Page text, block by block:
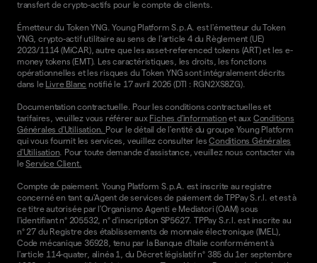
transfert de crypto-actifs pour le compte de clients.
Émetteur du Token YNG. Young Platform S.p.A. est l'émetteur du Token
YNG, crypto-actif utilitaire au sens de l'article 4 du Règlement (UE)
2023/1114 (MiCAR), autre que les asset-referenced tokens (ART) et les e-
money tokens (EMT). Les caractéristiques, les droits, les fonctions
opérationnelles et les risques du Token YNG sont intégralement décrits
dans le Livre Blanc notifié le 17 avril 2026 (DTI : RGN2XS8ZG).
Documentation contractuelle. Pour les conditions contractuelles et
tarifaires, veuillez vous référer aux Fiches d'information et aux Conditions
Générales d'Utilisation. Pour le détail de l'entité du groupe Young Platform
qui vous fournit les services, veuillez consulter lesConditions Générales
d'Utilisation. Pour toute demande d'assistance, veuillez nous contacter via
leService Client.
Compte de paiement. Young Platform S.p.A. est inscrite au registre
concerné en tant qu'Agent de services de paiement de TPPay S.r.l. et est à
ce titre autorisée par l'Organismo Agenti e Mediatori (OAM) sous
l'identifiant n° 205532, n° d'inscription SP5627. TPPay S.r.l. est inscrite au
n° 27 du Registre des établissements de monnaie électronique (IMEL),
Code mécanique 36928, tenu par la Banque d'Italie conformément à
l'article 114-quater, alinéa 1, du Décret législatif n° 385 du 1er septembre